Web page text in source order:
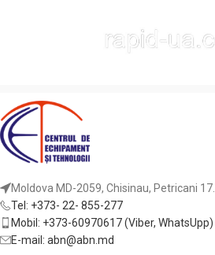
Moldova MD-2059, Chisinau, Petricani 17.
Tel: +373- 22- 855-277
Mobil: +373-60970617 (Viber, WhatsUpp)
E-mail: abn@abn.md